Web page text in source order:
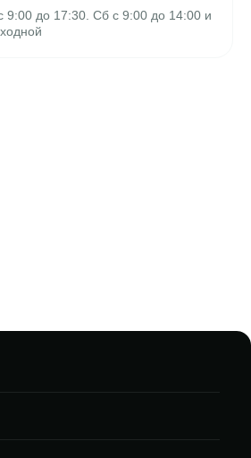
9:00 до 17:30. Сб c 9:00 до 14:00 и